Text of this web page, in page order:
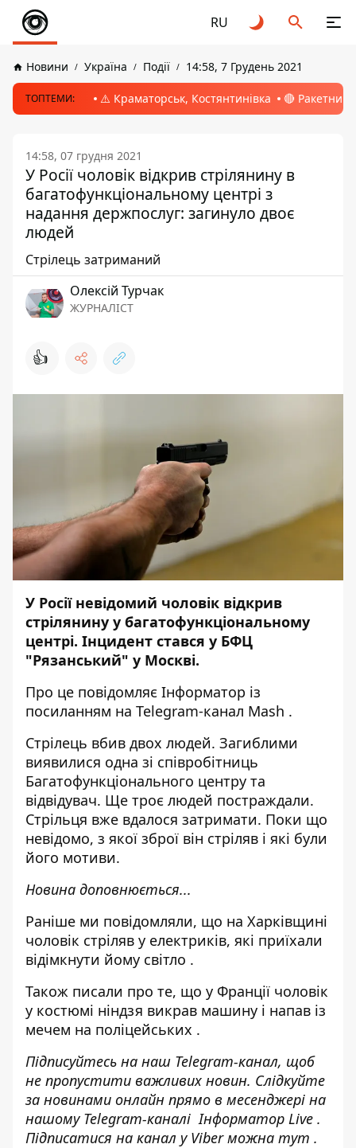
RU
Новини Україна Події 14:58, 7 Грудень 2021
ТОПТЕМИ: ⚠️ Краматорськ, Костянтинівка 🔴 Ракетний
14:58, 07 грудня 2021
У Росії чоловік відкрив стрілянину в
багатофункціональному центрі з
надання держпослуг: загинуло двоє
людей
Стрілець затриманий
Олексій Турчак
ЖУРНАЛІСТ
👍
У Росії невідомий чоловік відкрив
стрілянину у багатофункціональному
центрі. Інцидент стався у БФЦ
"Рязанський" у Москві.
Про це повідомляє Інформатор із
посиланням на Telegram-канал Mash .
Стрілець вбив двох людей. Загиблими
виявилися одна зі співробітниць
Багатофункціонального центру та
відвідувач. Ще троє людей постраждали.
Стрільця вже вдалося затримати. Поки що
невідомо, з якої зброї він стріляв і які були
його мотиви.
Новина доповнюється...
Раніше ми повідомляли, що на Харківщині
чоловік стріляв у електриків, які приїхали
відімкнути йому світло .
Також писали про те, що у Франції чоловік
у костюмі ніндзя викрав машину і напав із
мечем на поліцейських .
Підписуйтесь на наш Telegram-канал, щоб
не пропустити важливих новин. Слідкуйте
за новинами онлайн прямо в месенджері на
нашому Telegram-каналіІнформатор Live .
Підписатися на канал у Viber можна тут .